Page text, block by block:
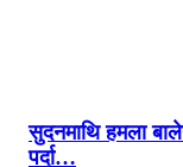
सुदनमाथि हमला
पर्दा…